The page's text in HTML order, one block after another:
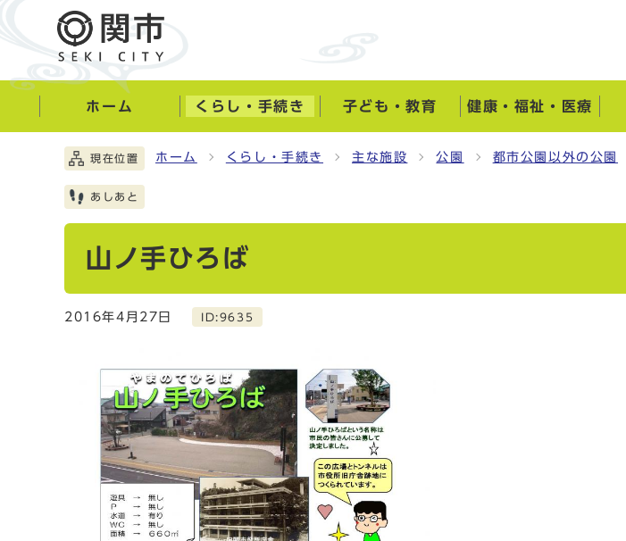
ホーム くらし・手続き 子ども・教育 健康・福祉・医療
現在位置 ホーム くらし・手続き 主な施設 公園 都市公園以外の公園
あしあと
山ノ手ひろば
2016年4月27日 ID:9635